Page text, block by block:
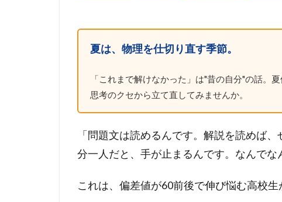
夏は、物理を仕切り直す季節。
「これまで解けなかった」は"昔の自分"の話。夏
思考のクセから立て直してみませんか。
「問題文は読めるんです。解説を読めば
分一人だと、手が止まるんです。なんでな
これは、偏差値が60前後で伸び悩む高校